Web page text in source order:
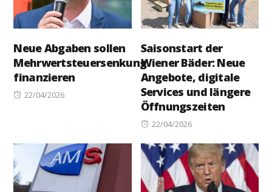
Neue Abgaben sollen
Mehrwertsteuersenkung
finanzieren
Posted
22/04/2026
Saisonstart der
Wiener Bäder: Neue
Angebote, digitale
Services und längere
Öffnungszeiten
Posted
22/04/2026